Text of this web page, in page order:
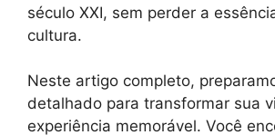
século XXI, sem perder a
cultura.
Neste artigo completo,
detalhado para transformar sua
experiência memorável. Você